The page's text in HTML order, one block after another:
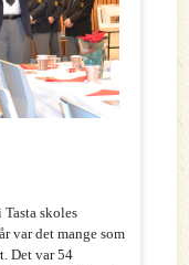
skoles
var det mange som
Det var 54